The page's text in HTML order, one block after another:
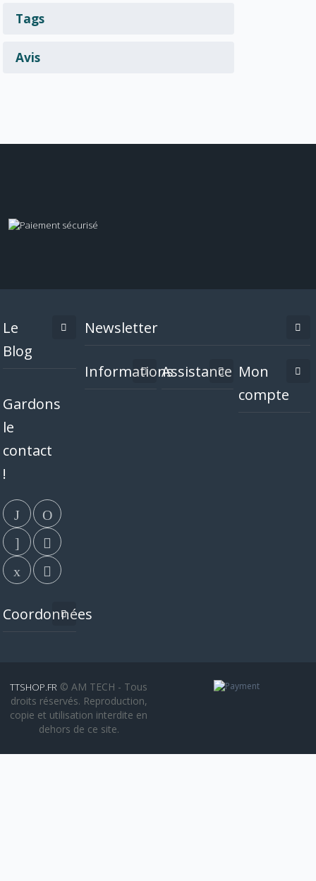
Tags
Avis
Le
Blog
Gardons
le
contact
!
Coordonnées
Newsletter
InformationsAssistance Mon
compte
TTSHOP.FR © AM TECH - Tous
droits réservés. Reproduction,
copie et utilisation interdite en
dehors de ce site.